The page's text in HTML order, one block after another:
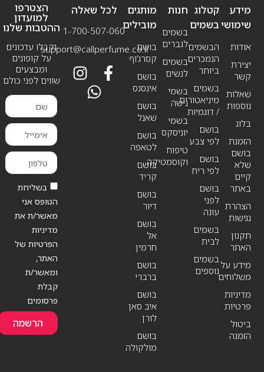
מידע
שימושי
אודות
יצירת
קשר
שאלות
נוספות
בלוג
הזמנת
בושם
שלא
קיים
באתר
הצהרת
נגישות
תקנון
האתר
מידע על
משלוחים
מדיניות
פרטיות
ביטול
הזמנה
חנות
בשמים
לגברים
בשמים
לנשים
בשמי
נישה
בשמי
יוניסקס
טיפוח
וקוסמטיקה
קטלוג
בשמים
הבשמים
הנמכרים
ביותר
בשמים
מיניאטורים
/ דוגמיות
בושם
לפי צבע
בושם
לפי ריח
בושם
לפני
עונה
בשמים
לבית
בשמים
נוספים
מותגים
מובילים
בושם
קסרג’וף
בושם
אינסנס
בושם
שאנל
בושם
לטאפה
בושם
קריד
בושם
דיור
בושם
אל
חרמין
בושם
ברברי
בושם
איב סאן
לורן
בושם
מולקולה
לכל שאלה
1-700-507-060
support@callperfume.co.il
הצטרפו
למועדון
ההטבות שלנו
וקבלו עדכונים
על קופונים
ומבצעים
שווים לפני כולם
בשליחת
הטופס אני
מאשר/ת את
מדיניות
הפרטיות של
האתר,
ומאשר/ת
קבלת
פרסומים
הרשמה